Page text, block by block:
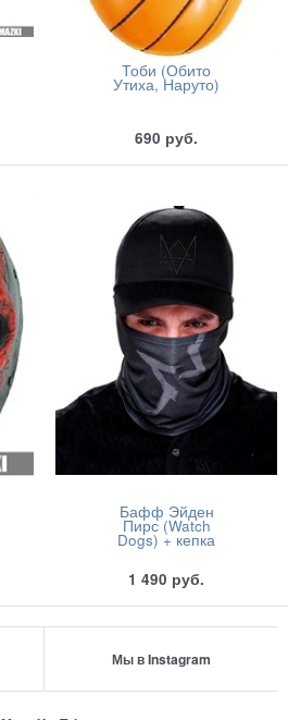
Тоби (Обито
Утиха, Наруто)
690 руб.
Бафф Эйден
Пирс (Watch
Dogs) + кепка
1 490 руб.
Мы в Instagram